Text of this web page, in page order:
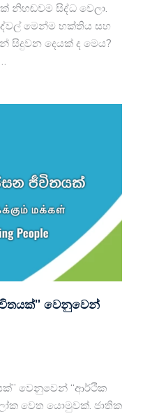
නිහඬවම සිද්ධ වෙලා.
මෙන්ම භක්තිය සහ
සිදුවන දෙයක් ද මෙය?
වෙනුවෙන්
වෙනුවෙන් “ආර්ථික
වෙත යොමුවක්. ජාතික